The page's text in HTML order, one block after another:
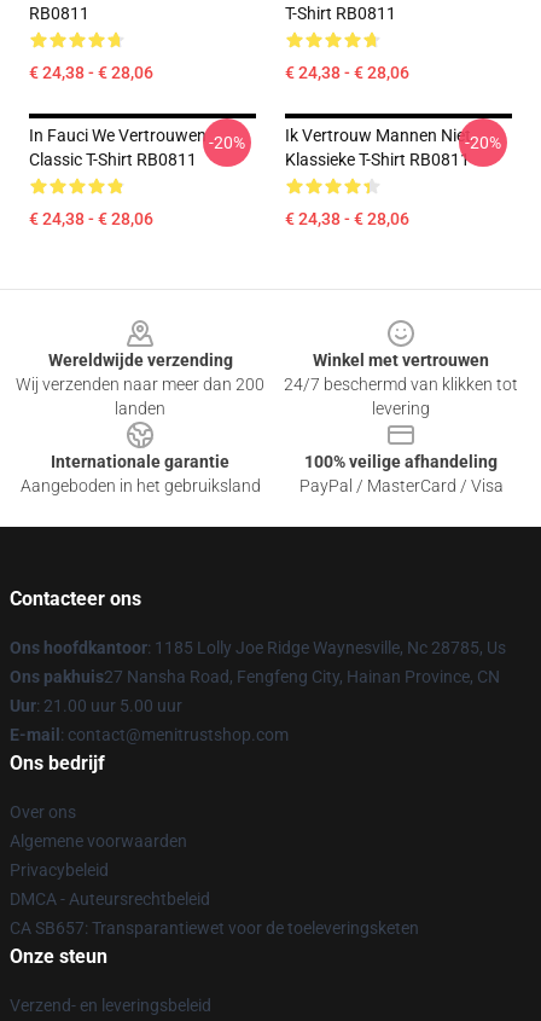
RB0811
€ 24,38 - € 28,06
T-Shirt RB0811
€ 24,38 - € 28,06
In Fauci We Vertrouwen
Classic T-Shirt RB0811
€ 24,38 - € 28,06
-20%
Ik Vertrouw Mannen Niet.
Klassieke T-Shirt RB0811
€ 24,38 - € 28,06
-20%
Wereldwijde verzending
Wij verzenden naar meer dan 200
landen
Winkel met vertrouwen
24/7 beschermd van klikken tot
levering
Internationale garantie
Aangeboden in het gebruiksland
100% veilige afhandeling
PayPal / MasterCard / Visa
Contacteer ons
Ons hoofdkantoor: 1185 Lolly Joe Ridge Waynesville, Nc 28785, Us
Ons pakhuis27 Nansha Road, Fengfeng City, Hainan Province, CN
Uur: 21.00 uur 5.00 uur
E-mail : contact@menitrustshop.com
Ons bedrijf
Over ons
Algemene voorwaarden
Privacybeleid
DMCA - Auteursrechtbeleid
CA SB657: Transparantiewet voor de toeleveringsketen
Onze steun
Verzend- en leveringsbeleid